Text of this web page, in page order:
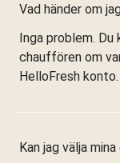
Vad händer om
Inga problem.
chauffören om
HelloFresh konto.
Kan jag välja